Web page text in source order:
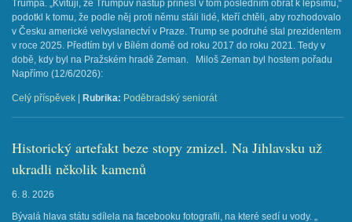
Trumpa. „Kvituji, že Trumpův nástup přinesl v tom posledním obrat k lepšímu,“
podotkl k tomu, že podle něj proti němu stáli lidé, kteří chtěli, aby rozhodovalo
v Česku americké velvyslanectví v Praze. Trump se podruhé stal prezidentem
v roce 2025. Předtím byl v Bílém domě od roku 2017 do roku 2021. Tedy v
době, kdy byl na Pražském hradě Zeman. Miloš Zeman byl hostem pořadu
Napřímo (12/6/2026): ​
Celý příspěvek Rubrika: Poděbradský seniorát
Historický artefakt beze stopy zmizel. Na Jihlavsku už
ukradli několik kamenů
6. 8. 2026
Bývalá hlava státu sdílela na facebooku fotografii, na které sedí u vody. „